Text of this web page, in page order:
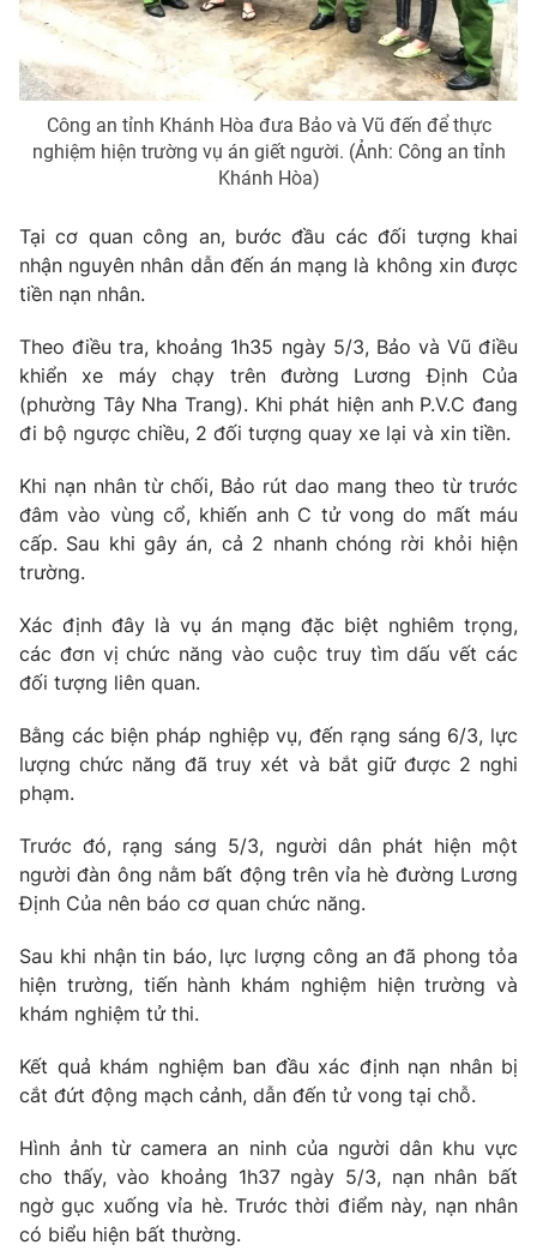
Thị trường
Tư vấn
Lịch phát sóng
Chuyên mục khác
Emagazine Podcast
Infographic
Video
VTV Money VTV Thể thao
VTV Sức khoẻ Bất động sản
Thị trường 24h Tấm lòng Việt
VTV4
VTV9 VTV8
THỜI BÁO VTV
Theo dõi báo trên
Cơ quan chủ quản: Đài Truyền hình Việt Nam
Cơ quan báo chí:
Thời báo VTV
Giấy phép hoạt động báo in và báo điện tử số 483/GP-BTTTT
cấp ngày 29/12/2023
Tổng Biên tập: Vũ Thanh Thủy
Phó Tổng Biên tập:Nguyễn Thị Mỹ Hạnh, Phạm Quốc Thắng,
Nguyễn Trọng Ninh
Tổng đài VTV: 024.38 355 931 - 024.38 355 932
Công an tỉnh Khánh Hòa đưa Bảo và Vũ đến để thực
nghiệm hiện trường vụ án giết người. (Ảnh: Công an tỉnh
Khánh Hòa)
Tại cơ quan công an, bước đầu các đối tượng khai
nhận nguyên nhân dẫn đến án mạng là không xin được
tiền nạn nhân.
Theo điều tra, khoảng 1h35 ngày 5/3, Bảo và Vũ điều
khiển xe máy chạy trên đường Lương Định Của
(phường Tây Nha Trang). Khi phát hiện anh P.V.C đang
đi bộ ngược chiều, 2 đối tượng quay xe lại và xin tiền.
Khi nạn nhân từ chối, Bảo rút dao mang theo từ trước
đâm vào vùng cổ, khiến anh C tử vong do mất máu
cấp. Sau khi gây án, cả 2 nhanh chóng rời khỏi hiện
trường.
Xác định đây là vụ án mạng đặc biệt nghiêm trọng,
các đơn vị chức năng vào cuộc truy tìm dấu vết các
đối tượng liên quan.
Bằng các biện pháp nghiệp vụ, đến rạng sáng 6/3, lực
lượng chức năng đã truy xét và bắt giữ được 2 nghi
phạm.
Trước đó, rạng sáng 5/3, người dân phát hiện một
người đàn ông nằm bất động trên vỉa hè đường Lương
Định Của nên báo cơ quan chức năng.
Sau khi nhận tin báo, lực lượng công an đã phong tỏa
hiện trường, tiến hành khám nghiệm hiện trường và
khám nghiệm tử thi.
Kết quả khám nghiệm ban đầu xác định nạn nhân bị
cắt đứt động mạch cảnh, dẫn đến tử vong tại chỗ.
Hình ảnh từ camera an ninh của người dân khu vực
cho thấy, vào khoảng 1h37 ngày 5/3, nạn nhân bất
ngờ gục xuống vỉa hè. Trước thời điểm này, nạn nhân
có biểu hiện bất thường.